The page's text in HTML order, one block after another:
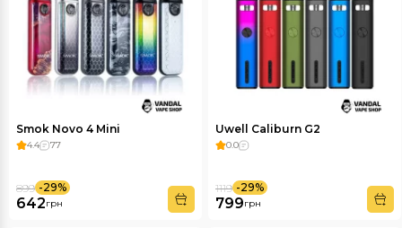
Smok Novo 4 Mini
4.4 77
642грн
899 -29%
Uwell Caliburn G2
0.0
799грн
1119 -29%